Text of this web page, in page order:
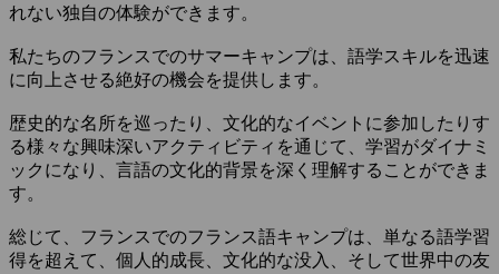
れない独自の体験ができます。
私たちのフランスでのサマーキャンプは、語学スキルを迅速
に向上させる絶好の機会を提供します。
歴史的な名所を巡ったり、文化的なイベントに参加したりす
る様々な興味深いアクティビティを通じて、学習がダイナミ
ックになり、言語の文化的背景を深く理解することができま
す。
総じて、フランスでのフランス語キャンプは、単なる語学習
得を超えて、個人的成長、文化的な没入、そして世界中の友